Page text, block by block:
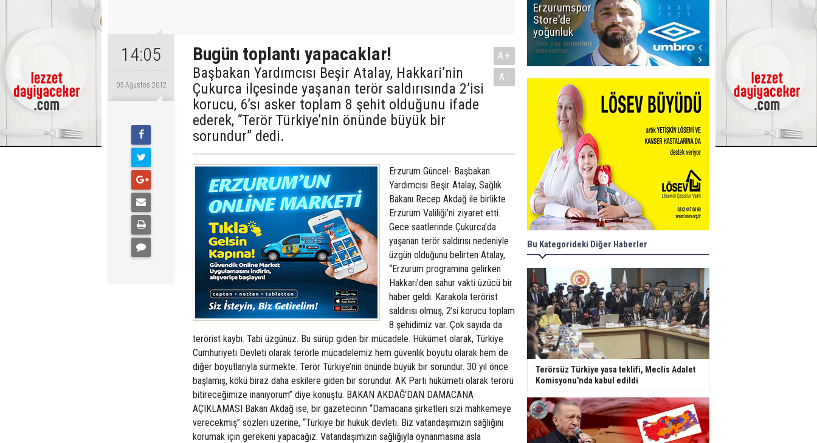
14:05
05 Ağustos 2012
Bugün toplantı yapacaklar!
Başbakan Yardımcısı Beşir Atalay, Hakkari’nin
Çukurca ilçesinde yaşanan terör saldırısında 2’isi
korucu, 6’sı asker toplam 8 şehit olduğunu ifade
ederek, “Terör Türkiye’nin önünde büyük bir
sorundur” dedi.
A+
A-
Erzurum Güncel- Başbakan
Yardımcısı Beşir Atalay, Sağlık
Bakanı Recep Akdağ ile birlikte
Erzurum Valiliği’ni ziyaret etti.
Gece saatlerinde Çukurca’da
yaşanan terör saldırısı nedeniyle
üzgün olduğunu belirten Atalay,
“Erzurum programına gelirken
Hakkari’den sahur vakti üzücü bir
haber geldi. Karakola terörist
saldırısı olmuş, 2’si korucu toplam
8 şehidimiz var. Çok sayıda da
terörist kaybı. Tabi üzgünüz. Bu sürüp giden bir mücadele. Hükümet olarak, Türkiye
Cumhuriyeti Devleti olarak terörle mücadelemiz hem güvenlik boyutu olarak hem de
diğer boyutlarıyla sürmekte. Terör Türkiye’nin önünde büyük bir sorundur. 30 yıl önce
başlamış, kökü biraz daha eskilere giden bir sorundur. AK Parti hükümeti olarak terörü
bitireceğimize inanıyorum” diye konuştu. BAKAN AKDAĞ’DAN DAMACANA
AÇIKLAMASI Bakan Akdağ ise, bir gazetecinin “Damacana şirketleri sizi mahkemeye
verecekmiş” sözleri üzerine, “Türkiye bir hukuk devleti. Biz vatandaşımızın sağlığını
korumak için gerekeni yapacağız. Vatandaşımızın sağlığıyla oynanmasına asla
Erzurumspor
Store'de
yoğunluk
Demirtaş
iddiasına
yalanlama:
Böyle bir
açıklama
yapmadım
Bu Kategorideki Diğer Haberler
Terörsüz Türkiye yasa teklifi, Meclis Adalet
Komisyonu'nda kabul edildi